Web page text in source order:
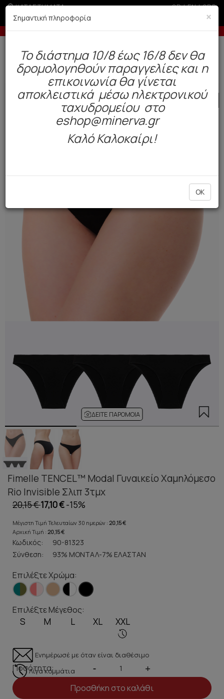
ΚΑΤΑΣΤΗΜΑΤΑ GR|EN|SRB
των 200€ σε περίοδο εκπτώσεων -10% σε
Δωρεάν αποστολή άνω των 49€. Παράδοση σε 3-5 εργάσιμες.
Γυναίκα Εσώρουχα Everyday Σλιπ
SALE
ΔΕΊΤΕ ΠΑΡΌΜΟΙΑ
Fimelle TENCEL™ Modal Γυναικείο Χαμηλόμεσο
Rio Invisible Σλιπ 3τμχ
20,15 €17,10 €-15%
Μέγιστη Τιμή Τελευταίων 30 ημερών : 20,15 €
Αρχική Τιμή : 20,15 €
Κωδικός:
90-81323
Σύνθεση:
93% ΜΟΝΤΑΛ-7% ΕΛΑΣΤΑΝ
Επιλέξτε Χρώμα:
Επιλέξτε Μέγεθος:
S M L XL XXL
Ενημέρωσέ με όταν είναι διαθέσιμο
Λίγα κομμάτια
Ποσότητα: - +
Προσθήκη στο καλάθι
×
Σημαντική πληροφορία
To διάστημα 10/8 έως 16/8 δεν θα
δρομολογηθούν παραγγελίες και η
επικοινωνία θα γίνεται
αποκλειστικά μέσω ηλεκτρονικού
ταχυδρομείου στο
eshop@minerva.gr
Καλό Καλοκαίρι!
OK